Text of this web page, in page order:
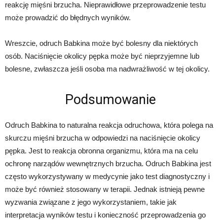
reakcję mięśni brzucha. Nieprawidłowe przeprowadzenie testu
może prowadzić do błędnych wyników.
Wreszcie, odruch Babkina może być bolesny dla niektórych
osób. Naciśnięcie okolicy pępka może być nieprzyjemne lub
bolesne, zwłaszcza jeśli osoba ma nadwrażliwość w tej okolicy.
Podsumowanie
Odruch Babkina to naturalna reakcja odruchowa, która polega na
skurczu mięśni brzucha w odpowiedzi na naciśnięcie okolicy
pępka. Jest to reakcja obronna organizmu, która ma na celu
ochronę narządów wewnętrznych brzucha. Odruch Babkina jest
często wykorzystywany w medycynie jako test diagnostyczny i
może być również stosowany w terapii. Jednak istnieją pewne
wyzwania związane z jego wykorzystaniem, takie jak
interpretacja wyników testu i konieczność przeprowadzenia go